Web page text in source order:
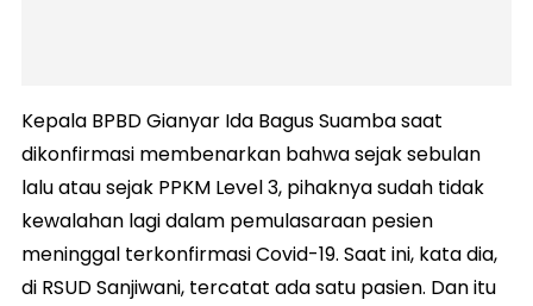
Kepala BPBD Gianyar Ida Bagus Suamba saat
dikonfirmasi membenarkan bahwa sejak sebulan
lalu atau sejak PPKM Level 3, pihaknya sudah tidak
kewalahan lagi dalam pemulasaraan pesien
meninggal terkonfirmasi Covid-19. Saat ini, kata dia,
di RSUD Sanjiwani, tercatat ada satu pasien. Dan itu